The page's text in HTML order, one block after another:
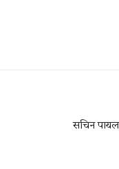
सचिन